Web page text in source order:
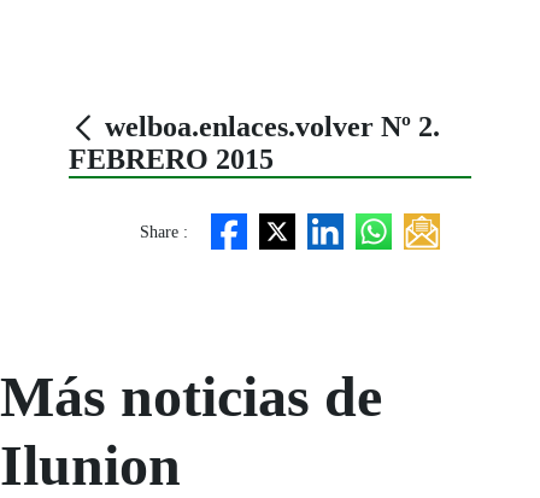
welboa.enlaces.volver Nº 2.
FEBRERO 2015
Share :
Más noticias de
Ilunion